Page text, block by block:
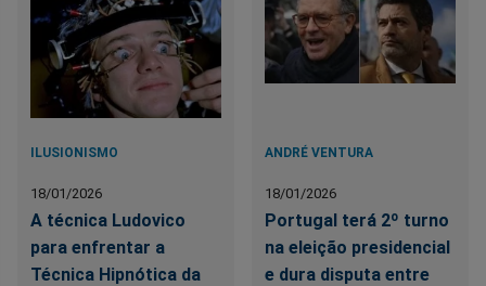
ILUSIONISMO
18/01/2026
A técnica Ludovico
para enfrentar a
Técnica Hipnótica da
ANDRÉ VENTURA
18/01/2026
Portugal terá 2º turno
na eleição presidencial
e dura disputa entre